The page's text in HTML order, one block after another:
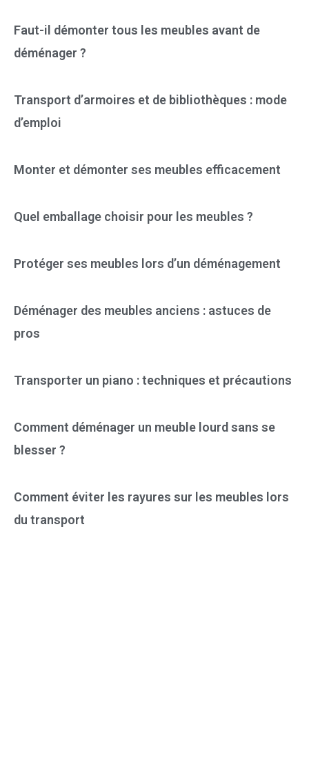
Faut-il démonter tous les meubles avant de
déménager ?
Transport d’armoires et de bibliothèques : mode
d’emploi
Monter et démonter ses meubles efficacement
Quel emballage choisir pour les meubles ?
Protéger ses meubles lors d’un déménagement
Déménager des meubles anciens : astuces de
pros
Transporter un piano : techniques et précautions
Comment déménager un meuble lourd sans se
blesser ?
Comment éviter les rayures sur les meubles lors
du transport